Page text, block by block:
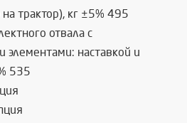
трактор), кг ±5% 495
отвала с
элементами: наставкой и
535